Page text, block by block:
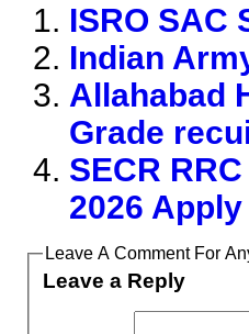
ISRO SAC
Indian
Allahabad
Grade
SECR
2026
Leave A Comment For
Leave a Reply